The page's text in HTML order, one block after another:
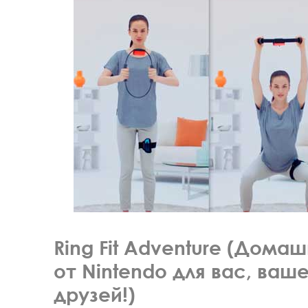
Ring Fit Adventure
от Nintendo для вас,
друзей!)